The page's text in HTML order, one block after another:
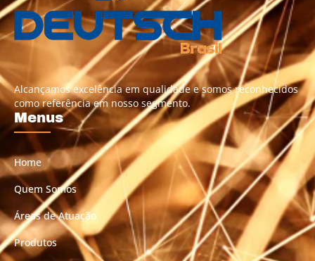
Alcançamos excelência em qualidade e somos reconhecidos
como referência em nosso segmento.
Menus
Home
Quem Somos
Áreas de Atuação
Produtos